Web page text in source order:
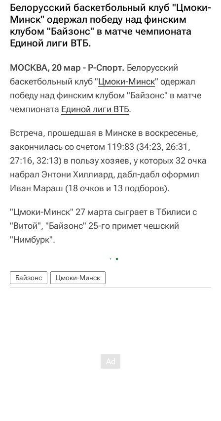
Белорусский баскетбольный клуб "Цмоки-
Минск" одержал победу над финским
клубом "Байзонс" в матче чемпионата
Единой лиги ВТБ.
МОСКВА, 20 мар - Р-Спорт. Белорусский
баскетбольный клуб "Цмоки-Минск" одержал
победу над финским клубом "Байзонс" в матче
чемпионата Единой лиги ВТБ.
Встреча, прошедшая в Минске в воскресенье,
закончилась со счетом 119:83 (34:23, 26:31,
27:16, 32:13) в пользу хозяев, у которых 32 очка
набрал Энтони Хиллиард, дабл-дабл оформил
Иван Мараш (18 очков и 13 подборов).
"Цмоки-Минск" 27 марта сыграет в Тбилиси с
"Витой", "Байзонс" 25-го примет чешский
"Нимбурк".
Байзонс Цмоки-Минск